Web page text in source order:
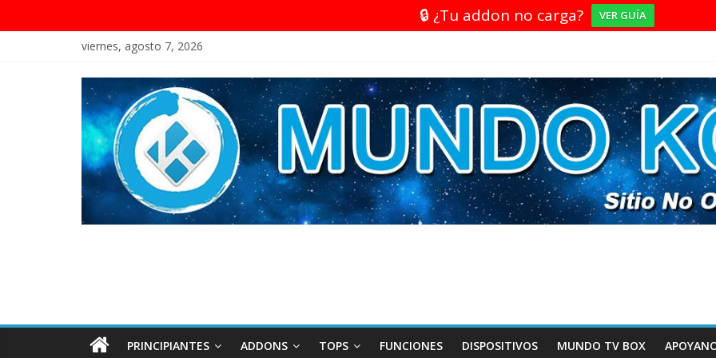
🔒 ¿Tu addon no carga? VER GUÍA
viernes, agosto 7, 2026
PRINCIPIANTES ADDONS TOPS FUNCIONES DISPOSITIVOS MUNDO TV BOX